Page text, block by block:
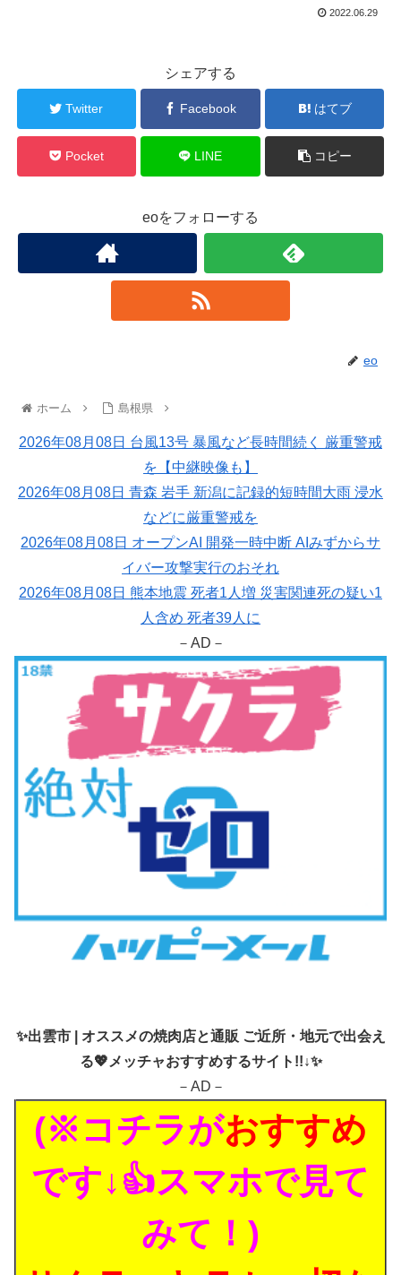
2022.06.29
シェアする
Twitter Facebook はてブ
Pocket LINE コピー
eoをフォローする
eo
ホーム 島根県
2026年08月08日 台風13号 暴風など長時間続く 厳重警戒
を【中継映像も】
2026年08月08日 青森 岩手 新潟に記録的短時間大雨 浸水
などに厳重警戒を
2026年08月08日 オープンAI 開発一時中断 AIみずからサ
イバー攻撃実行のおそれ
2026年08月08日 熊本地震 死者1人増 災害関連死の疑い1
人含め 死者39人に
－AD－
✨出雲市 | オススメの焼肉店と通販 ご近所・地元で出会え
る💖メッチャおすすめするサイト!!↓✨
－AD－
(※コチラがおすすめ
です↓👍スマホで見て
みて！)